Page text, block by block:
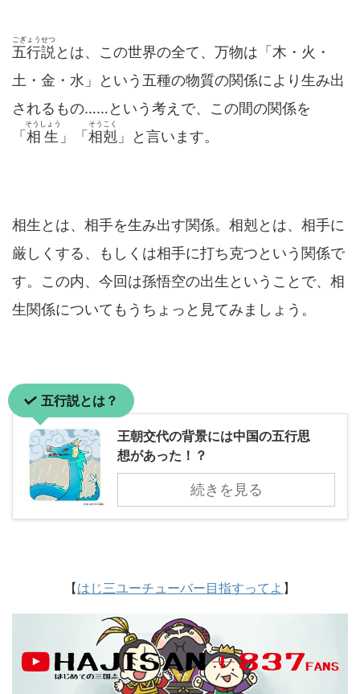
五行説
ごぎょうせつ
とは、この世界の全て、万物は「木・火・
土・金・水」という五種の物質の関係により生み出
されるもの……という考えで、この間の関係を
「 相生
そうしょう
」「 相剋
そうこく
」と言います。
相生とは、相手を生み出す関係。相剋とは、相手に
厳しくする、もしくは相手に打ち克つという関係で
す。この内、今回は孫悟空の出生ということで、相
生関係についてもうちょっと見てみましょう。
五行説とは？
王朝交代の背景には中国の五行思
想があった！？
続きを見る
【はじ三ユーチューバー目指すってよ 】